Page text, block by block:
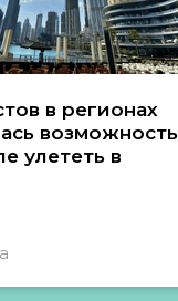
в регионах
возможность
улететь в